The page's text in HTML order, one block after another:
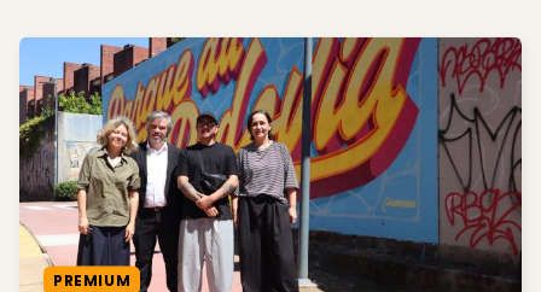
PREMIUM